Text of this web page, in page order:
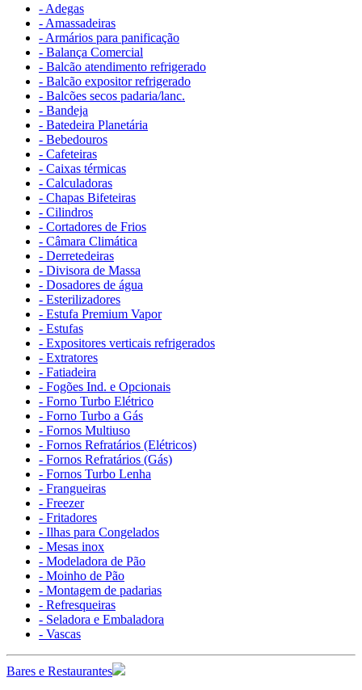
- Adegas
- Amassadeiras
- Armários para panificação
- Balança Comercial
- Balcão atendimento refrigerado
- Balcão expositor refrigerado
- Balcões secos padaria/lanc.
- Bandeja
- Batedeira Planetária
- Bebedouros
- Cafeteiras
- Caixas térmicas
- Calculadoras
- Chapas Bifeteiras
- Cilindros
- Cortadores de Frios
- Câmara Climática
- Derretedeiras
- Divisora de Massa
- Dosadores de água
- Esterilizadores
- Estufa Premium Vapor
- Estufas
- Expositores verticais refrigerados
- Extratores
- Fatiadeira
- Fogões Ind. e Opcionais
- Forno Turbo Elétrico
- Forno Turbo a Gás
- Fornos Multiuso
- Fornos Refratários (Elétricos)
- Fornos Refratários (Gás)
- Fornos Turbo Lenha
- Frangueiras
- Freezer
- Fritadores
- Ilhas para Congelados
- Mesas inox
- Modeladora de Pão
- Moinho de Pão
- Montagem de padarias
- Refresqueiras
- Seladora e Embaladora
- Vascas
Bares e Restaurantes